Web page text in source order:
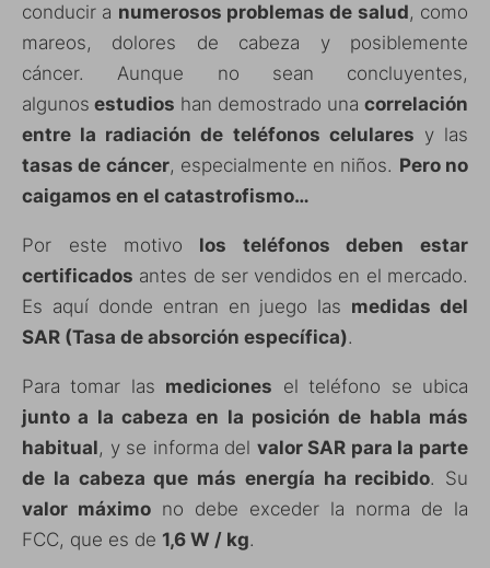
conducir a numerosos problemas de salud, como
mareos, dolores de cabeza y posiblemente
cáncer. Aunque no sean concluyentes,
algunos estudios han demostrado una correlación
entre la radiación de teléfonos celulares y las
tasas de cáncer, especialmente en niños. Pero no
caigamos en el catastrofismo…
Por este motivo los teléfonos deben estar
certificados antes de ser vendidos en el mercado.
Es aquí donde entran en juego las medidas del
SAR (Tasa de absorción específica).
Para tomar las mediciones el teléfono se ubica
junto a la cabeza en la posición de habla más
habitual, y se informa del valor SAR para la parte
de la cabeza que más energía ha recibido. Su
valor máximo no debe exceder la norma de la
FCC, que es de 1,6 W / kg.